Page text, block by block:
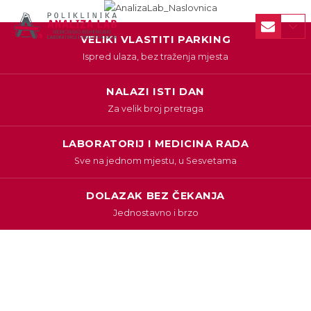
VELIKI VLASTITI PARKING
Ispred ulaza, bez traženja mjesta
NALAZI ISTI DAN
Za velik broj pretraga
LABORATORIJ I MEDICINA RADA
Sve na jednom mjestu, u Sesvetama
DOLAZAK BEZ ČEKANJA
Jednostavno i brzo